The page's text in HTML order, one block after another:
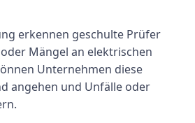
erkennen geschulte Prüfer
Mängel an elektrischen
Unternehmen diese
angehen und Unfälle oder